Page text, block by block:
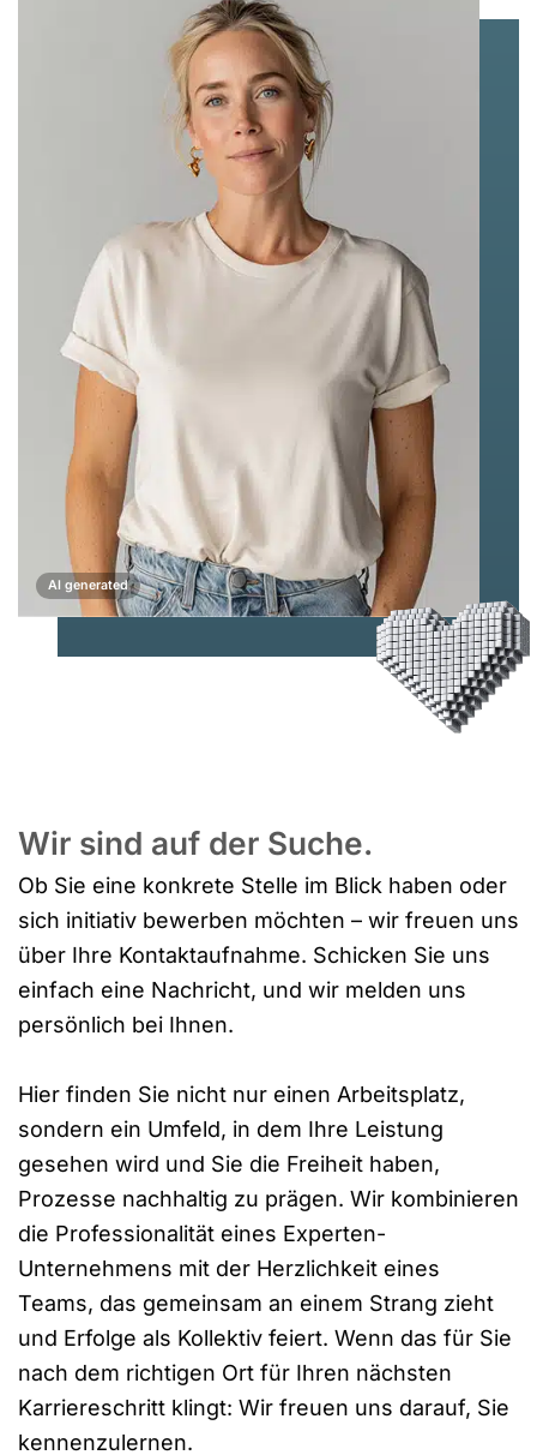
AI generated
Wir sind auf der Suche.
Ob Sie eine konkrete Stelle im Blick haben oder
sich initiativ bewerben möchten – wir freuen uns
über Ihre Kontaktaufnahme. Schicken Sie uns
einfach eine Nachricht, und wir melden uns
persönlich bei Ihnen.
Hier finden Sie nicht nur einen Arbeitsplatz,
sondern ein Umfeld, in dem Ihre Leistung
gesehen wird und Sie die Freiheit haben,
Prozesse nachhaltig zu prägen. Wir kombinieren
die Professionalität eines Experten-
Unternehmens mit der Herzlichkeit eines
Teams, das gemeinsam an einem Strang zieht
und Erfolge als Kollektiv feiert. Wenn das für Sie
nach dem richtigen Ort für Ihren nächsten
Karriereschritt klingt: Wir freuen uns darauf, Sie
kennenzulernen.